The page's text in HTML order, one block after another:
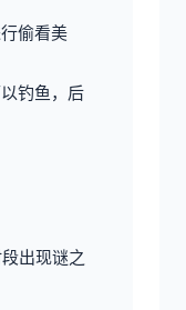
偷看美
钓鱼，后
出现谜之